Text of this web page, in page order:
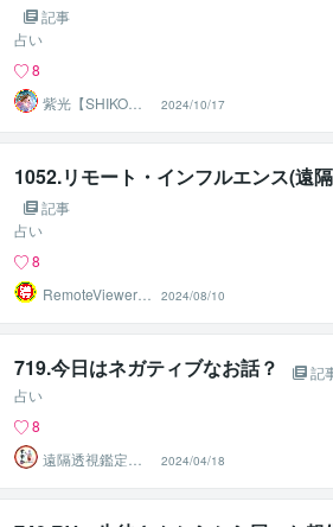
記事
占い
8
紫光【SHIKO】
遠隔透視鑑定士
2024/10/17
1052.リモート・インフルエンス(遠
記事
占い
8
RemoteViewer導
2024/08/10
719.今日はネガティブなお話？
記
占い
8
遠隔透視鑑定
師・すずか✡
2024/04/18